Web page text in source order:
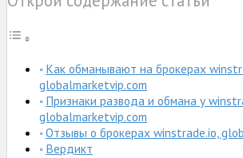
Как обманывают на брокерах
globalmarketvip.com
Признаки развода и обмана у
globalmarketvip.com
Отзывы о брокерах winstrade.io,
Вердикт